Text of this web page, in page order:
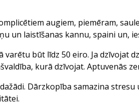
augiem, piemēram,
un laistīšanas kannu, spaini un,
varētu būt līdz 50 eiro. Ja dzīvojat
kurā dzīvojat. Aptuvenās
Dārzkopība samazina